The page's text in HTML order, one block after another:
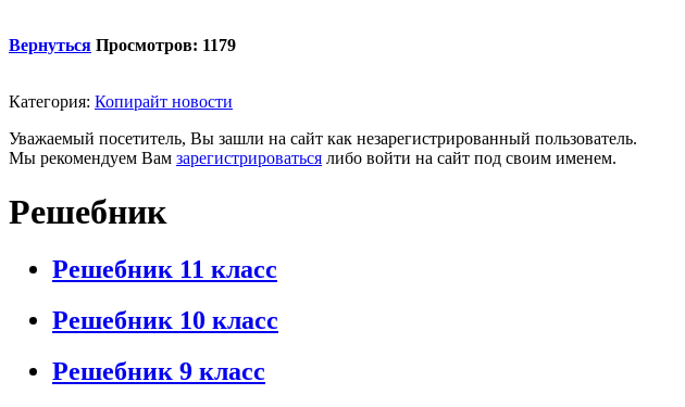
Вернуться Просмотров: 1179
Категория: Копирайт новости
Уважаемый посетитель, Вы зашли на сайт как незарегистрированный пользователь.
Мы рекомендуем Вам зарегистрироваться либо войти на сайт под своим именем.
Решебник
Решебник 11 класс
Решебник 10 класс
Решебник 9 класс